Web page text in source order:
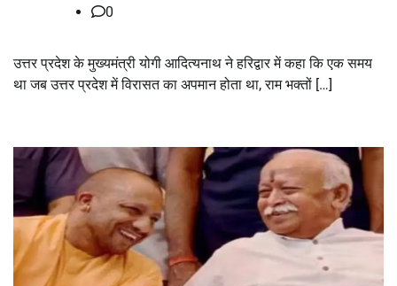
0
उत्तर प्रदेश के मुख्यमंत्री योगी आदित्यनाथ ने हरिद्वार में कहा कि एक समय
था जब उत्तर प्रदेश में विरासत का अपमान होता था, राम भक्तों […]